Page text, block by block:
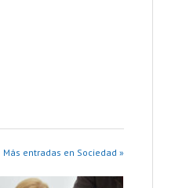
Más entradas en Sociedad »